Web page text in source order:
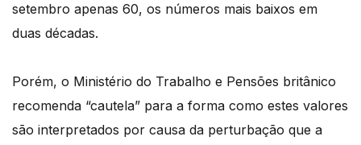
setembro apenas 60, os números mais baixos em
duas décadas.
Porém, o Ministério do Trabalho e Pensões britânico
recomenda “cautela” para a forma como estes valores
são interpretados por causa da perturbação que a